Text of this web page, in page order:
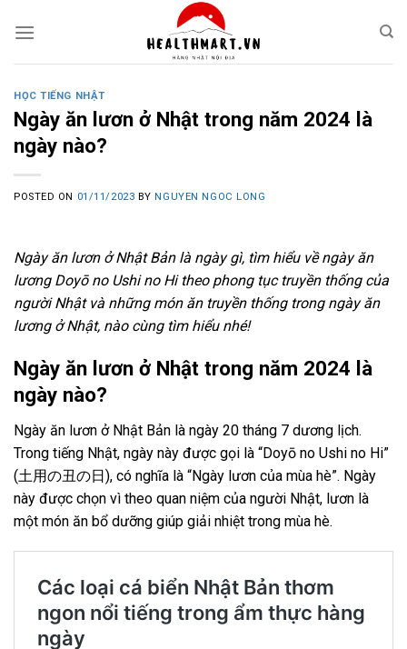
HỌC TIẾNG NHẬT
Ngày ăn lươn ở Nhật trong năm 2024 là
ngày nào?
POSTED ON 01/11/2023 BY NGUYEN NGOC LONG
Ngày ăn lươn ở Nhật Bản là ngày gì, tìm hiểu về ngày ăn
lương Doyō no Ushi no Hi theo phong tục truyền thống của
người Nhật và những món ăn truyền thống trong ngày ăn
lương ở Nhật, nào cùng tìm hiểu nhé!
Ngày ăn lươn ở Nhật trong năm 2024 là
ngày nào?
Ngày ăn lươn ở Nhật Bản là ngày 20 tháng 7 dương lịch.
Trong tiếng Nhật, ngày này được gọi là “Doyō no Ushi no Hi”
(土用の丑の日), có nghĩa là “Ngày lươn của mùa hè”. Ngày
này được chọn vì theo quan niệm của người Nhật, lươn là
một món ăn bổ dưỡng giúp giải nhiệt trong mùa hè.